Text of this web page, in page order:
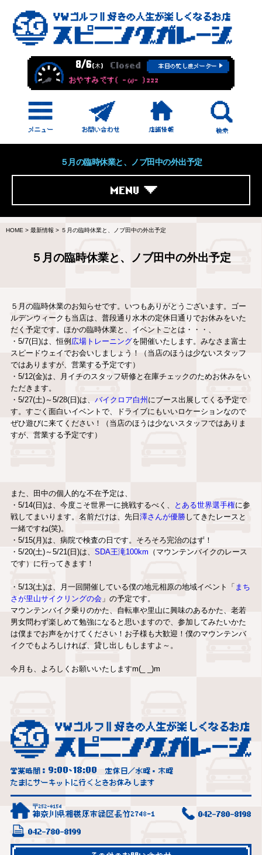
8/6(木) Closed 本日の忙し度メーター
おやすみです( -ω- )zzz
５月の臨時休業と、ノブ田中の外出予定
MENU
HOME > 最新情報 > ５月の臨時休業と、ノブ田中の外出予定
５月の臨時休業と、ノブ田中の外出予定
５月の臨時休業のお知らせです。いつもありがとうございます。ゴー
ルデンウィークも当店は、普段通り水木の定休日通りでお休みをいた
だく予定です。ほかの臨時休業と、イベントごとは・・・、
・5/7(日)は、恒例広場トレーニングを開催いたします。みなさま富士
スピードウェイでお会いしましょう！（当店のほうは少ないスタッフ
ではありますが、営業する予定です）
・5/12(金)は、月イチのスタッフ研修と在庫チェックのためお休みをい
ただきます。
・5/27(土)～5/28(日)は、 バイクロア白州にブース出展してくる予定で
す。すごく面白いイベントで、ドライブにもいいロケーションなので
ぜひ遊びに来てください！（当店のほうは少ないスタッフではありま
すが、営業する予定です）
また、田中の個人的な不在予定は、
・5/14(日)は、今度こそ世界一に挑戦するべく、
とある世界選手権に参
戦してまいります。名前だけは、先日澤さんが優勝してきたレースと
一緒ですね(笑)。
・5/15(月)は、病院で検査の日です。そろそろ完治のはず！
・5/20(土)～5/21(日)は、 SDA王滝100km （マウンテンバイクのレース
です）に行ってきます！
・5/13(土)は、月一回開催している僕の地元相原の地域イベント「 まち
さが里山サイクリングの会 」の予定です。
マウンテンバイク乗りのかた、自転車や里山に興味のあるかた、老若
男女問わず楽しめて勉強になると思いますので、参加してみたいかた
は僕までお声をかけてください！お子様も大歓迎！僕のマウンテンバ
イクでもよろしければ、貸し出しもしますよ～。
今月も、よろしくお願いいたしますm(_ _)m
営業時間： 9:00~18:00
定休日／水曜・木曜
たまにサーキットに行くときお休みします
〒252-0154
神奈川県相模原市緑区長竹2748-1 042-780-8198
042-780-8199